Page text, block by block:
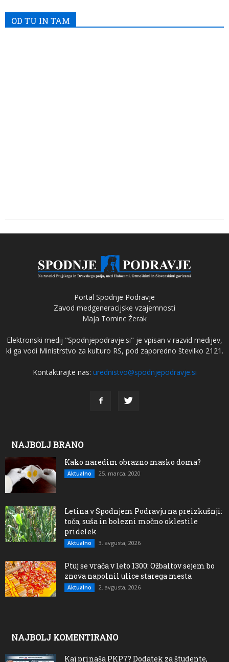
OD TU IN TAM
Portal Spodnje Podravje
Zavod medgeneracijske vzajemnosti
Maja Tominc Žerak
Elektronski medij "Spodnjepodravje.si" je vpisan v razvid medijev,
ki ga vodi Ministrstvo za kulturo RS, pod zaporedno številko 2121.
Kontaktirajte nas: urednistvo@spodnjepodravje.si
NAJBOLJ BRANO
Kako naredim obrazno masko doma?
Aktualno 25. marca, 2020
Letina v Spodnjem Podravju na preizkušnji:
toča, suša in bolezni močno oklestile
pridelek
Aktualno 3. avgusta, 2026
Ptuj se vrača v leto 1300: Ožbaltov sejem bo
znova napolnil ulice starega mesta
Aktualno 2. avgusta, 2026
NAJBOLJ KOMENTIRANO
Kaj prinaša PKP7? Dodatek za študente,